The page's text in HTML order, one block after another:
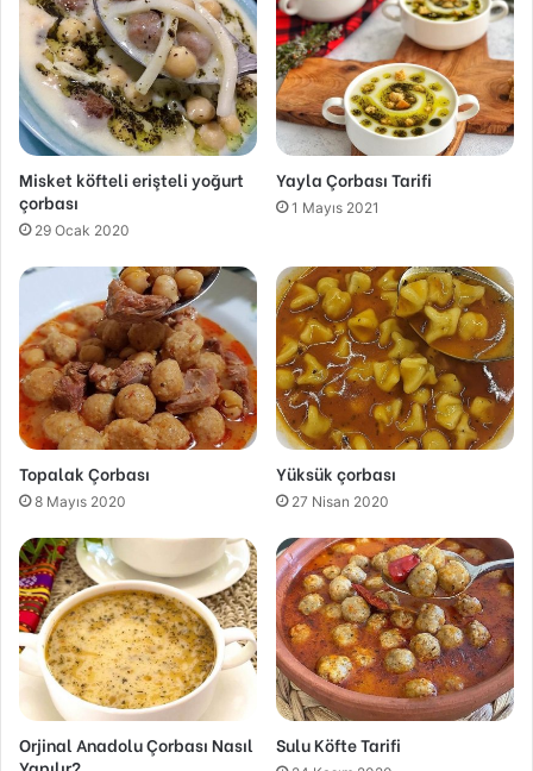
Misket köfteli erişteli yoğurt
çorbası
29 Ocak 2020
Yayla Çorbası Tarifi
1 Mayıs 2021
Topalak Çorbası
8 Mayıs 2020
Yüksük çorbası
27 Nisan 2020
Orjinal Anadolu Çorbası Nasıl
Sulu Köfte Tarifi